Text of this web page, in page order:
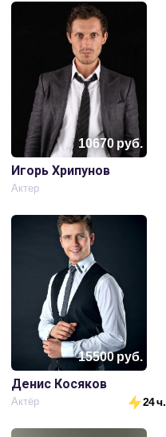
10670руб.
Игорь Хрипунов
Актер
15500руб.
Денис Косяков
Актёр 24 ч.